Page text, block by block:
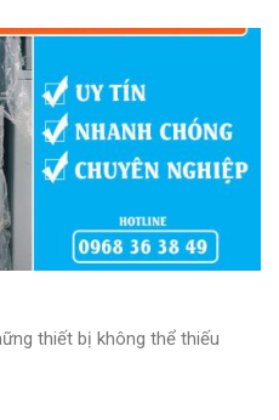
thiết bị không thể thiếu